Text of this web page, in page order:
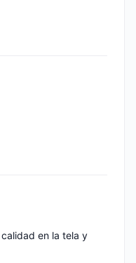
en la tela y